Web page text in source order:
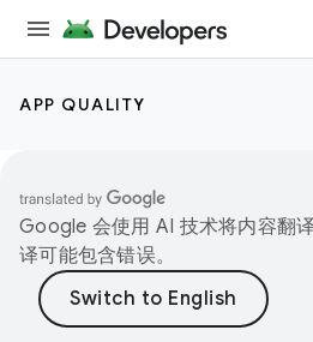
APP QUALITY
Google 会使用 AI 技术将内容翻
译可能包含错误。